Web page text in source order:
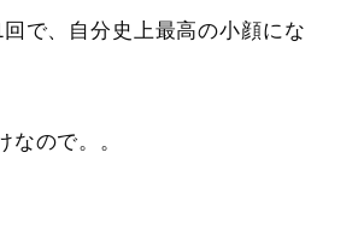
で、自分史上最高の小顔にな
なので。。